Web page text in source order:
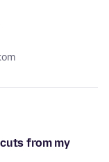
from my